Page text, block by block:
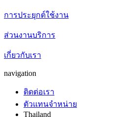
การประยุกต์ใช้งาน
ส่วนงานบริการ
เกี่ยวกับเรา
navigation
ติดต่อเรา
ตัวแทนจำหน่าย
Thailand